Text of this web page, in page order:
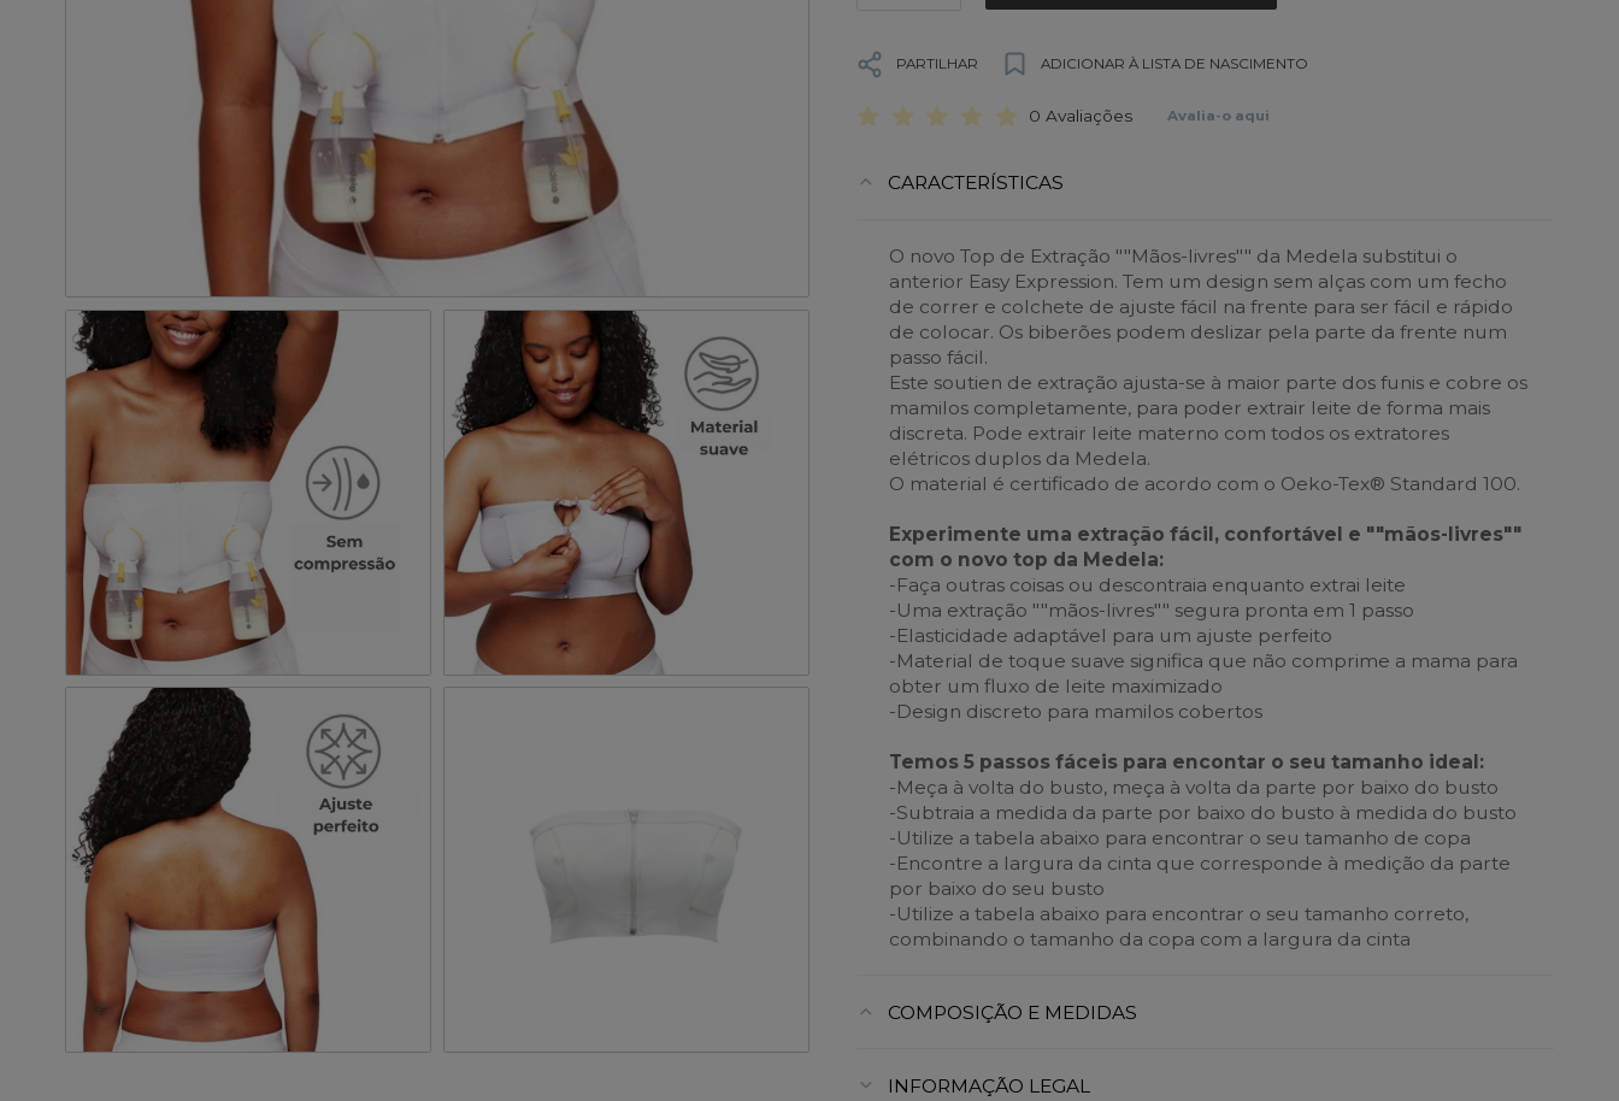
PARTILHAR ADICIONAR À LISTA DE NASCIMENTO
0 Avaliações Avalia-o aqui
CARACTERÍSTICAS
O novo Top de Extração ""Mãos-livres"" da Medela substitui o
anterior Easy Expression. Tem um design sem alças com um fecho
de correr e colchete de ajuste fácil na frente para ser fácil e rápido
de colocar. Os biberões podem deslizar pela parte da frente num
passo fácil.
Este soutien de extração ajusta-se à maior parte dos funis e cobre os
mamilos completamente, para poder extrair leite de forma mais
discreta. Pode extrair leite materno com todos os extratores
elétricos duplos da Medela.
O material é certificado de acordo com o Oeko-Tex® Standard 100.
Experimente uma extração fácil, confortável e ""mãos-livres""
com o novo top da Medela:
-Faça outras coisas ou descontraia enquanto extrai leite
-Uma extração ""mãos-livres"" segura pronta em 1 passo
-Elasticidade adaptável para um ajuste perfeito
-Material de toque suave significa que não comprime a mama para
obter um fluxo de leite maximizado
-Design discreto para mamilos cobertos
Temos 5 passos fáceis para encontar o seu tamanho ideal:
-Meça à volta do busto, meça à volta da parte por baixo do busto
-Subtraia a medida da parte por baixo do busto à medida do busto
-Utilize a tabela abaixo para encontrar o seu tamanho de copa
-Encontre a largura da cinta que corresponde à medição da parte
por baixo do seu busto
-Utilize a tabela abaixo para encontrar o seu tamanho correto,
combinando o tamanho da copa com a largura da cinta
COMPOSIÇÃO E MEDIDAS
INFORMAÇÃO LEGAL